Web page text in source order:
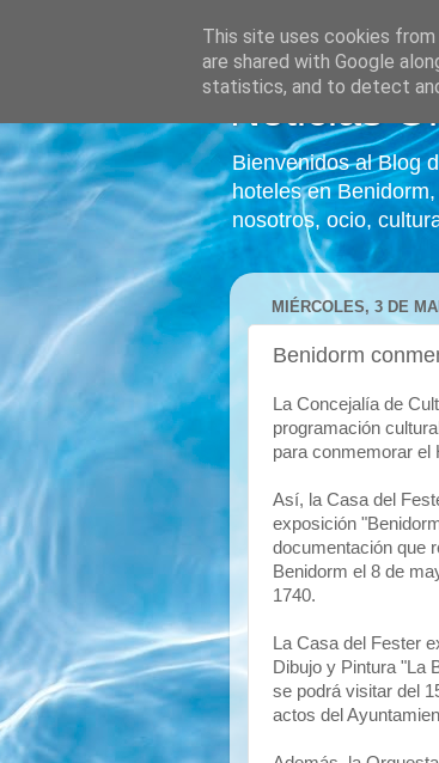
Noticias
Bienvenidos al Blog
hoteles en
nosotros, ocio,
MIÉRCOLES, 3 DE
Benidorm
La Concejalía de
programación
para conmemorar el
Así, la Casa del
exposición
documentación que
Benidorm el 8 de
1740.
La Casa del Fester
Dibujo y Pintura "La
se podrá visitar del
actos del
This site uses cookies
are shared with Google
statistics, and to detect